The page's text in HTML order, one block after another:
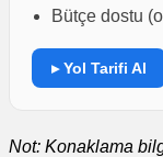
Bütçe dostu
▸ Yol Tarifi Al
Not: Konaklama